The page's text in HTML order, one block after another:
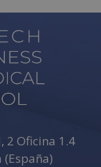
2 Oficina 1.4
(España)